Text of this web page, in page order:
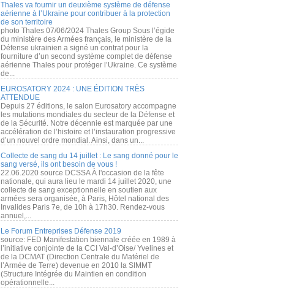
Thales va fournir un deuxième système de défense
aérienne à l’Ukraine pour contribuer à la protection
de son territoire
photo Thales 07/06/2024 Thales Group Sous l’égide
du ministère des Armées français, le ministère de la
Défense ukrainien a signé un contrat pour la
fourniture d’un second système complet de défense
aérienne Thales pour protéger l’Ukraine. Ce système
de...
EUROSATORY 2024 : UNE ÉDITION TRÈS
ATTENDUE
Depuis 27 éditions, le salon Eurosatory accompagne
les mutations mondiales du secteur de la Défense et
de la Sécurité. Notre décennie est marquée par une
accélération de l’histoire et l’instauration progressive
d’un nouvel ordre mondial. Ainsi, dans un...
Collecte de sang du 14 juillet : Le sang donné pour le
sang versé, ils ont besoin de vous !
22.06.2020 source DCSSA À l'occasion de la fête
nationale, qui aura lieu le mardi 14 juillet 2020, une
collecte de sang exceptionnelle en soutien aux
armées sera organisée, à Paris, Hôtel national des
Invalides Paris 7e, de 10h à 17h30. Rendez-vous
annuel,...
Le Forum Entreprises Défense 2019
source: FED Manifestation biennale créée en 1989 à
l’initiative conjointe de la CCI Val-d’Oise/ Yvelines et
de la DCMAT (Direction Centrale du Matériel de
l’Armée de Terre) devenue en 2010 la SIMMT
(Structure Intégrée du Maintien en condition
opérationnelle...